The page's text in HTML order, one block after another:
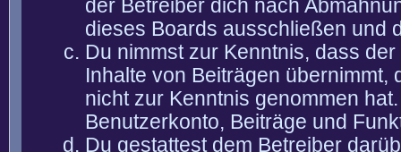
der Betreiber dich nach
dieses Boards ausschließen und
Du nimmst zur Kenntnis, dass
Inhalte von Beiträgen übernimmt,
nicht zur Kenntnis genommen
Benutzerkonto, Beiträge und
Du gestattest dem Betreiber